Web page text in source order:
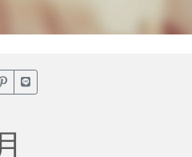
分享(另開新視窗)
噗浪分享(另開新視窗)
Line分享(另開新視窗)